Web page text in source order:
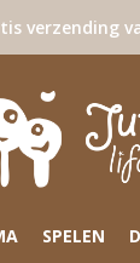
verzending
SPELEN